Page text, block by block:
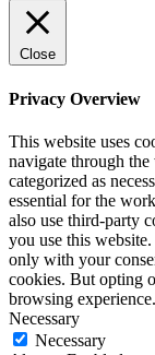
Close
Privacy Overview
This website uses
navigate through the
categorized as
essential for the
also use third-party
you use this
only with your
cookies. But opting
browsing experience.
Necessary
Necessary